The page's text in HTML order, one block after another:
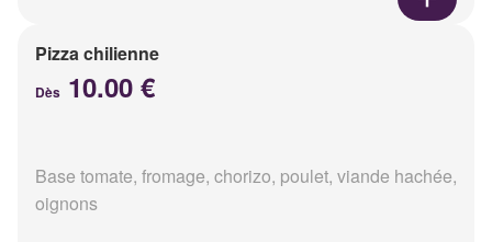
Pizza chilienne
Dès 10.00 €
Base tomate, fromage, chorizo, poulet, viande hachée,
oignons